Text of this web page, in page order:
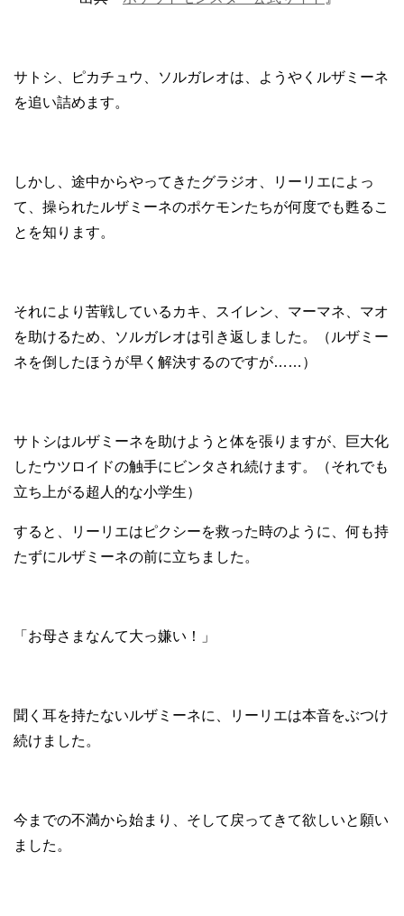
サトシ、ピカチュウ、ソルガレオは、ようやくルザミーネ
を追い詰めます。
しかし、途中からやってきたグラジオ、リーリエによっ
て、操られたルザミーネのポケモンたちが何度でも甦るこ
とを知ります。
それにより苦戦しているカキ、スイレン、マーマネ、マオ
を助けるため、ソルガレオは引き返しました。（ルザミー
ネを倒したほうが早く解決するのですが……）
サトシはルザミーネを助けようと体を張りますが、巨大化
したウツロイドの触手にビンタされ続けます。（それでも
立ち上がる超人的な小学生）
すると、リーリエはピクシーを救った時のように、何も持
たずにルザミーネの前に立ちました。
「お母さまなんて大っ嫌い！」
聞く耳を持たないルザミーネに、リーリエは本音をぶつけ
続けました。
今までの不満から始まり、そして戻ってきて欲しいと願い
ました。